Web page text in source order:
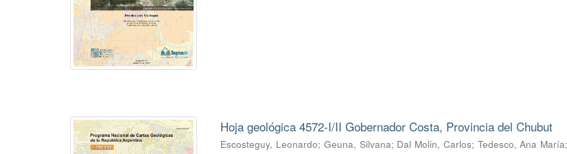
Hoja geológica 4572-I/II Gobernador Costa, Provincia del Chubut
Escosteguy, Leonardo; Geuna, Silvana; Dal Molin, Carlos; Tedesco, Ana María;